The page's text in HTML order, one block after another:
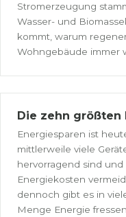
Stromerzeugung
Wasser- und
kommt, warum
Wohngebäude immer
Die zehn größten
Energiesparen ist
mittlerweile viele
hervorragend sind
Energiekosten
dennoch gibt es in
Menge Energie